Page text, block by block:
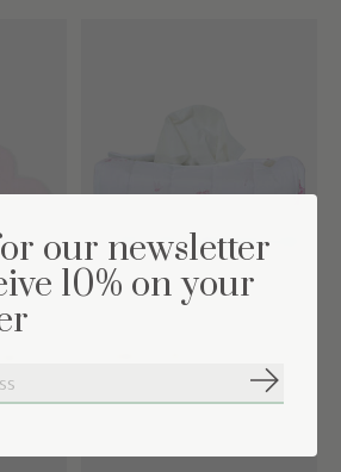
our newsletter
10% on your
S'abonner